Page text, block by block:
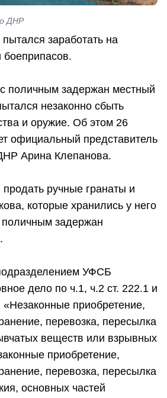
ДНР
заработать на
поличным задержан местный
незаконно сбыть
и оружие. Об этом 26
официальный представитель
Арина Клепанова.
ручные гранаты и
которые хранились у него
поличным задержан
УФСБ
дело по ч.1, ч.2 ст. 222.1 и
приобретение,
перевозка, пересылка
веществ или взрывных
приобретение,
перевозка, пересылка
основных частей